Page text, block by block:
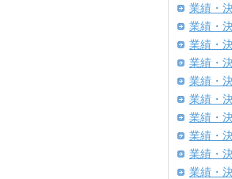
業績・
業績・
業績・
業績・
業績・
業績・
業績・
業績・
業績・
業績・